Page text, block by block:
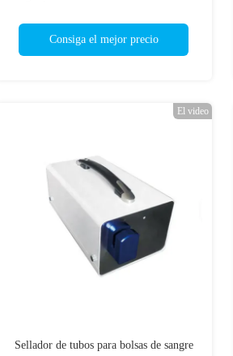
Consiga el mejor precio
El video
Sellador de tubos para bolsas de sangre